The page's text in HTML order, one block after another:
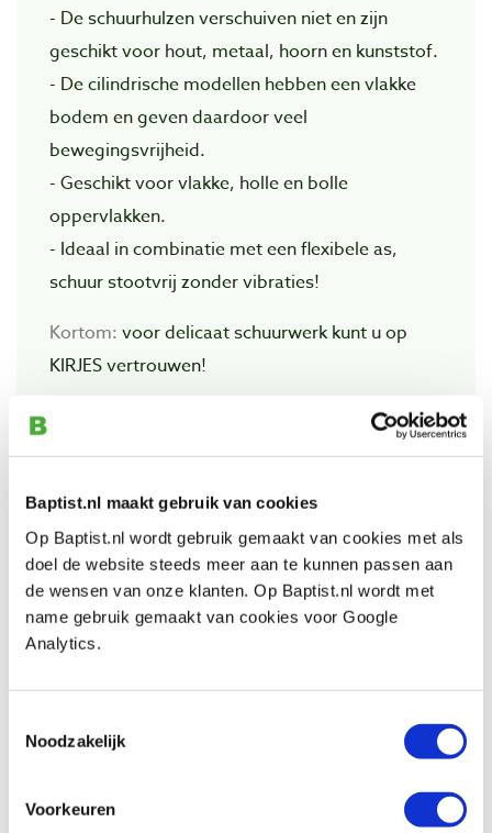
Baptist.nl maakt gebruik van cookies
Op Baptist.nl wordt gebruik gemaakt van cookies met als
doel de website steeds meer aan te kunnen passen aan
de wensen van onze klanten. Op Baptist.nl wordt met
name gebruik gemaakt van cookies voor Google
Analytics.
Noodzakelijk
Voorkeuren
- De schuurhulzen verschuiven niet en zijn
geschikt voor hout, metaal, hoorn en kunststof.
- De cilindrische modellen hebben een vlakke
bodem en geven daardoor veel
bewegingsvrijheid.
- Geschikt voor vlakke, holle en bolle
oppervlakken.
- Ideaal in combinatie met een flexibele as,
schuur stootvrij zonder vibraties!
Kortom: voor delicaat schuurwerk kunt u op
KIRJES vertrouwen!
Flexibele as met houder 1350 mm
Artikelnummer: 25400
€ 68,65 incl. btw